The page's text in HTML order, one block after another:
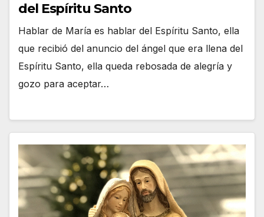
del Espíritu Santo
Hablar de María es hablar del Espíritu Santo, ella
que recibió del anuncio del ángel que era llena del
Espíritu Santo, ella queda rebosada de alegría y
gozo para aceptar…